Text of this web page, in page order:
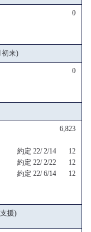
0
初来)
0
6,823
約定 22/ 2/14 12
約定 22/ 2/22 12
約定 22/ 6/14 12
援)